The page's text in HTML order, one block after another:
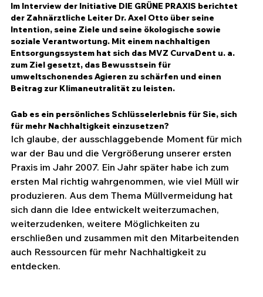
Im Interview der Initiative DIE GRÜNE PRAXIS berichtet
der Zahnärztliche Leiter Dr. Axel Otto über seine
Intention, seine Ziele und seine ökologische sowie
soziale Verantwortung. Mit einem nachhaltigen
Entsorgungssystem hat sich das MVZ CurvaDent u. a.
zum Ziel gesetzt, das Bewusstsein für
umweltschonendes Agieren zu schärfen und einen
Beitrag zur Klimaneutralität zu leisten.
Gab es ein persönliches Schlüsselerlebnis für Sie, sich
für mehr Nachhaltigkeit einzusetzen?
Ich glaube, der ausschlaggebende Moment für mich
war der Bau und die Vergrößerung unserer ersten
Praxis im Jahr 2007. Ein Jahr später habe ich zum
ersten Mal richtig wahrgenommen, wie viel Müll wir
produzieren. Aus dem Thema Müllvermeidung hat
sich dann die Idee entwickelt weiterzumachen,
weiterzudenken, weitere Möglichkeiten zu
erschließen und zusammen mit den Mitarbeitenden
auch Ressourcen für mehr Nachhaltigkeit zu
entdecken.